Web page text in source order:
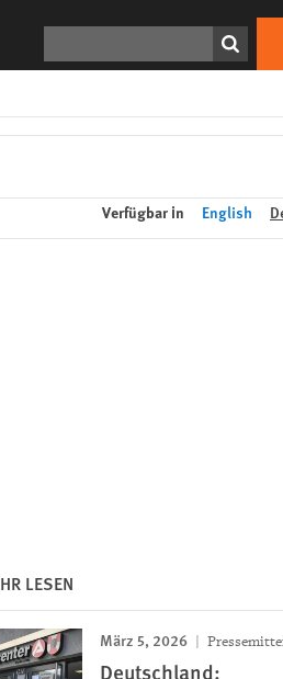
Print
Verfügbar in English
LESEN
März 5, 2026
Deutschland: